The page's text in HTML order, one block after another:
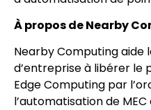
À propos de Nearby
Nearby Computing aide
d’entreprise à libérer le
Edge Computing par
l’automatisation de